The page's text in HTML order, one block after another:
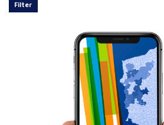
Filter